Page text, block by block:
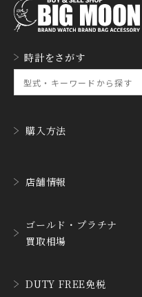
CHANEL
シャネル
クリストファー・ウォー
ド
CHRONOSWISS
CUERVOY SOBRINOS
CYRUS
D. DORNBLÜTH&SOH
N
D.ドルンブルート＆ゾー
DANIEL ROTH
ダニエル・ロート
時計をさがす
購入方法
店舗情報
ゴールド・プラチナ
買取相場
DUTY FREE免税